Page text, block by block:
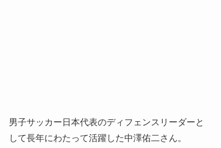
男子サッカー日本代表のディフェンスリーダーと
して長年にわたって活躍した中澤佑二さん。